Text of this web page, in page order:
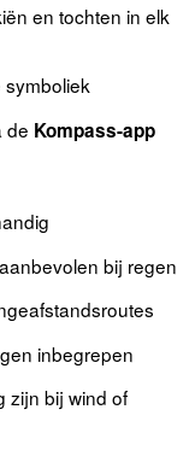
en tochten in elk
de Kompass-app
bij regen
inbegrepen
zijn bij wind of